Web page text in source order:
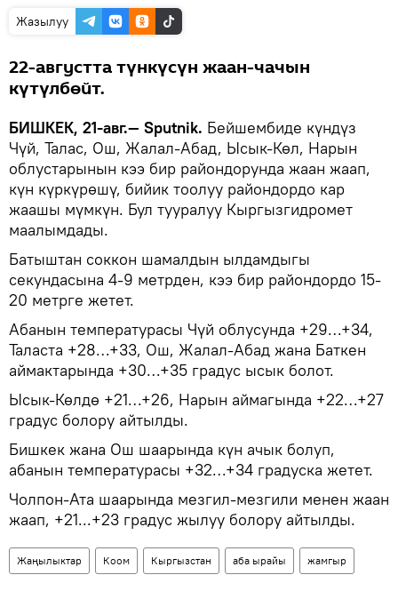
Жазылуу
22-августта түнкүсүн жаан-чачын
күтүлбөйт.
БИШКЕК, 21-авг.— Sputnik. Бейшембиде күндүз
Чүй, Талас, Ош, Жалал-Абад, Ысык-Көл, Нарын
облустарынын кээ бир райондорунда жаан жаап,
күн күркүрөшү, бийик тоолуу райондордо кар
жаашы мүмкүн. Бул тууралуу Кыргызгидромет
маалымдады.
Батыштан соккон шамалдын ылдамдыгы
секундасына 4-9 метрден, кээ бир райондордо 15-
20 метрге жетет.
Абанын температурасы Чүй облусунда +29…+34,
Таласта +28…+33, Ош, Жалал-Абад жана Баткен
аймактарында +30…+35 градус ысык болот.
Ысык-Көлдө +21…+26, Нарын аймагында +22…+27
градус болору айтылды.
Бишкек жана Ош шаарында күн ачык болуп,
абанын температурасы +32…+34 градуска жетет.
Чолпон-Ата шаарында мезгил-мезгили менен жаан
жаап, +21...+23 градус жылуу болору айтылды.
Жаңылыктар Коом Кыргызстан аба ырайы жамгыр